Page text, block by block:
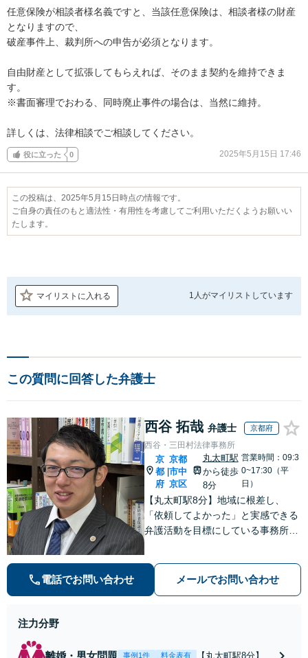
任意保険が相談者様名義ですと、当該任意保険は、相談者様の財産
となりますので、
破産事件上、裁判所への申告が必須となります。
自由財産として拡張してもらえれば、そのまま契約を維持できま
す。
※書面審理でおわる、同時廃止事件の場合は、当然に維持。
詳しくは、法律相談でご相談してください。
役に立った 0 2025年5月15日 17:46
この投稿は、2025年5月15日時点の情報です。
ご自身の責任のもと適法性・有用性を考慮してご利用いただくようお願いい
たします。
マイリストに入れる 1人がマイリストしています
この質問に回答した弁護士
西谷 拓哉 弁護士 京都府
西谷・三田村法律事務所
京
都
府
京都
市中
京区
丸太町駅
から徒歩
8分
営業時間：09:3
0~17:30（平
日）
【丸太町駅8分】地域に根差し、
「依頼してよかった」と実感できる
弁護活動を目標にしている事務所で
実績あり【相続・遺言】相談者さま
に寄り添い、円滑な相続を目指しま
電話でお問い合わせ メールでお問い合わせ
注力分野
離婚・男女問題 事例1件 料金表有 【丸太町駅8分】調